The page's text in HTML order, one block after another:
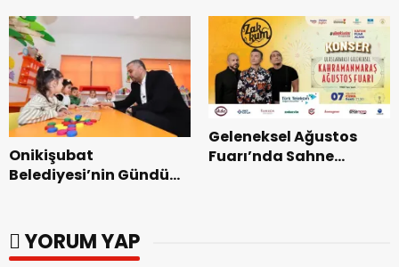
Onikişubat
Belediyesi’nin Gündüz
başladı.
Geleneksel Ağustos
Fuarı’nda Sahne
YORUM YAP